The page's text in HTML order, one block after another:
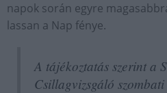
napok során egyre
lassan a Nap fénye.
A tájékoztatás szerint a
Csillagvizsgáló